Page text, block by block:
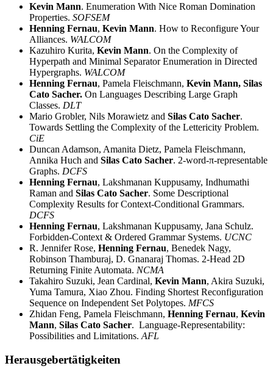
Kevin Mann. Enumeration With Nice Roman Domination
Properties. SOFSEM
Henning Fernau, Kevin Mann. How to Reconfigure Your
Alliances. WALCOM
Kazuhiro Kurita, Kevin Mann. On the Complexity of
Hyperpath and Minimal Separator Enumeration in Directed
Hypergraphs. WALCOM
Henning Fernau, Pamela Fleischmann, Kevin Mann, Silas
Cato Sacher. On Languages Describing Large Graph
Classes. DLT
Mario Grobler, Nils Morawietz and Silas Cato Sacher.
Towards Settling the Complexity of the Lettericity Problem.
CiE
Duncan Adamson, Amanita Dietz, Pamela Fleischmann,
Annika Huch and Silas Cato Sacher. 2-word-π-representable
Graphs. DCFS
Henning Fernau, Lakshmanan Kuppusamy, Indhumathi
Raman and Silas Cato Sacher. Some Descriptional
Complexity Results for Context-Conditional Grammars.
DCFS
Henning Fernau, Lakshmanan Kuppusamy, Jana Schulz.
Forbidden-Context & Ordered Grammar Systems. UCNC
R. Jennifer Rose, Henning Fernau, Benedek Nagy,
Robinson Thamburaj, D. Gnanaraj Thomas. 2-Head 2D
Returning Finite Automata. NCMA
Takahiro Suzuki, Jean Cardinal, Kevin Mann, Akira Suzuki,
Yuma Tamura, Xiao Zhou. Finding Shortest Reconfiguration
Sequence on Independent Set Polytopes. MFCS
Zhidan Feng, Pamela Fleischmann, Henning Fernau, Kevin
Mann, Silas Cato Sacher. Language-Representability:
Possibilities and Limitations. AFL
Herausgebertätigkeiten